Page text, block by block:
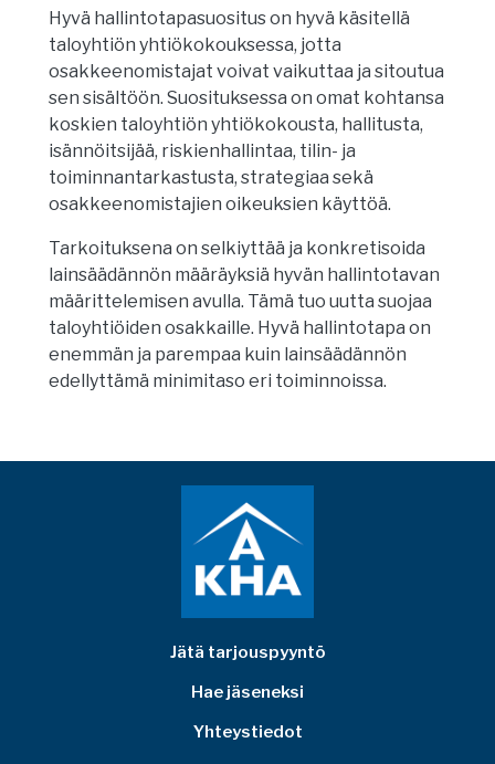
Hyvä hallintotapasuositus on hyvä käsitellä
taloyhtiön yhtiökokouksessa, jotta
osakkeenomistajat voivat vaikuttaa ja sitoutua
sen sisältöön. Suosituksessa on omat kohtansa
koskien taloyhtiön yhtiökokousta, hallitusta,
isännöitsijää, riskienhallintaa, tilin- ja
toiminnantarkastusta, strategiaa sekä
osakkeenomistajien oikeuksien käyttöä.
Tarkoituksena on selkiyttää ja konkretisoida
lainsäädännön määräyksiä hyvän hallintotavan
määrittelemisen avulla. Tämä tuo uutta suojaa
taloyhtiöiden osakkaille. Hyvä hallintotapa on
enemmän ja parempaa kuin lainsäädännön
edellyttämä minimitaso eri toiminnoissa.
Jätä tarjouspyyntö
Hae jäseneksi
Yhteystiedot